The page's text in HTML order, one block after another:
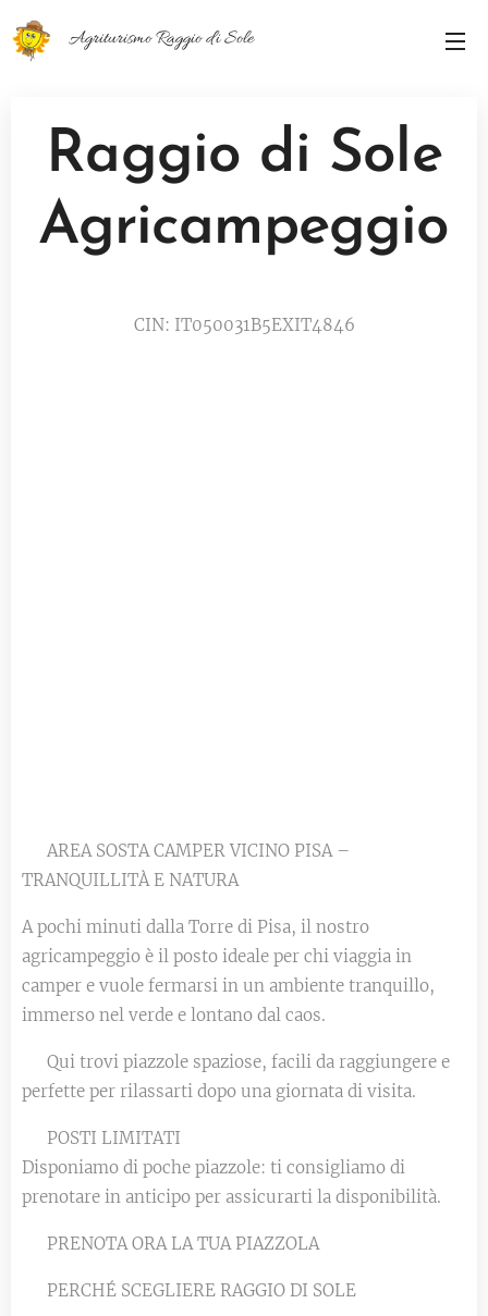
Agriturismo Raggio di Sole
Raggio di Sole
Agricampeggio
CIN: IT050031B5EXIT4846
🚐 AREA SOSTA CAMPER VICINO PISA –
TRANQUILLITÀ E NATURA
A pochi minuti dalla Torre di Pisa, il nostro
agricampeggio è il posto ideale per chi viaggia in
camper e vuole fermarsi in un ambiente tranquillo,
immerso nel verde e lontano dal caos.
🌿 Qui trovi piazzole spaziose, facili da raggiungere e
perfette per rilassarti dopo una giornata di visita.
⚠️ POSTI LIMITATI
Disponiamo di poche piazzole: ti consigliamo di
prenotare in anticipo per assicurarti la disponibilità.
👉 PRENOTA ORA LA TUA PIAZZOLA
🌿 PERCHÉ SCEGLIERE RAGGIO DI SOLE